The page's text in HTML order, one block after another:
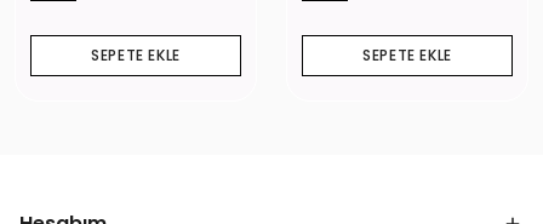
SEPETE EKLE SEPETE EKLE